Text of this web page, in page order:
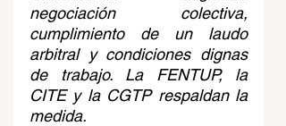
negociación colectiva,
cumplimiento de un laudo
arbitral y condiciones dignas
de trabajo. La FENTUP, la
CITE y la CGTP respaldan la
medida.